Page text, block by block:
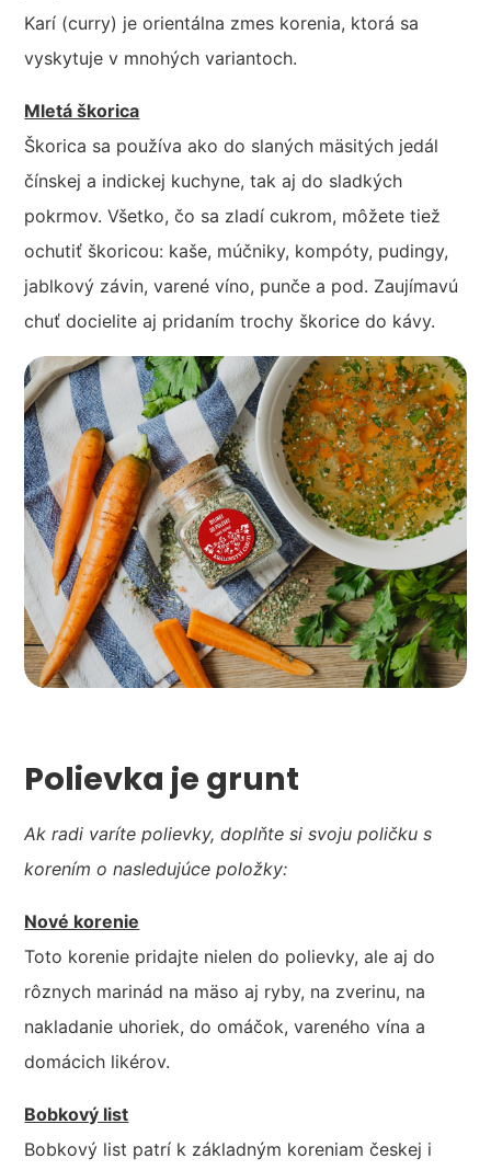
Karí (curry) je orientálna zmes korenia, ktorá sa
vyskytuje v mnohých variantoch.
Mletá škorica
Škorica sa používa ako do slaných mäsitých jedál
čínskej a indickej kuchyne, tak aj do sladkých
pokrmov. Všetko, čo sa zladí cukrom, môžete tiež
ochutiť škoricou: kaše, múčniky, kompóty, pudingy,
jablkový závin, varené víno, punče a pod. Zaujímavú
chuť docielite aj pridaním trochy škorice do kávy.
Polievka je grunt
Ak radi varíte polievky, doplňte si svoju poličku s
korením o nasledujúce položky:
Nové korenie
Toto korenie pridajte nielen do polievky, ale aj do
rôznych marinád na mäso aj ryby, na zverinu, na
nakladanie uhoriek, do omáčok, vareného vína a
domácich likérov.
Bobkový list
Bobkový list patrí k základným koreniam českej i